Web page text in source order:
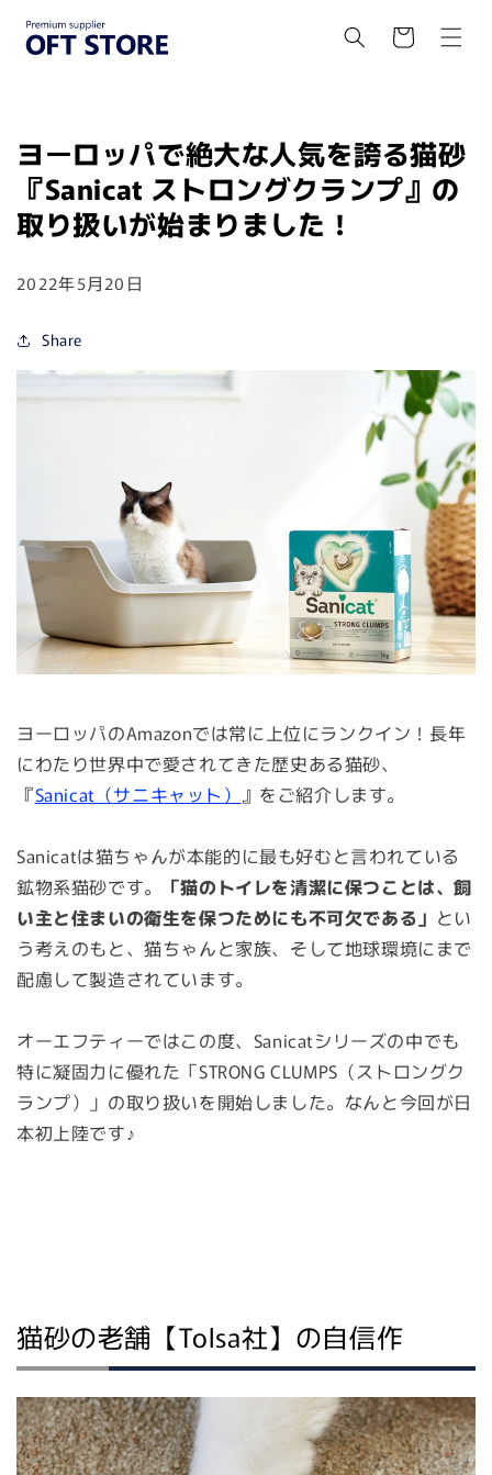
ンツに
進む
ー
ヨーロッパで絶大な人気を誇る猫砂
『Sanicat ストロングクランプ』の
取り扱いが始まりました！
2022年5月20日
Share
ヨーロッパのAmazonでは常に上位にランクイン！長年
にわたり世界中で愛されてきた歴史ある猫砂、
『Sanicat（サニキャット） 』をご紹介します。
Sanicatは猫ちゃんが本能的に最も好むと言われている
鉱物系猫砂です。
「猫のトイレを清潔に保つことは、飼
い主と住まいの衛生を保つためにも不可欠である」 とい
う考えのもと、猫ちゃんと家族、そして地球環境にまで
配慮して製造されています。
オーエフティーではこの度、Sanicatシリーズの中でも
特に凝固力に優れた「STRONG CLUMPS（ストロングク
ランプ）」の取り扱いを開始しました。なんと今回が日
本初上陸です♪
猫砂の老舗【Tolsa社】の自信作